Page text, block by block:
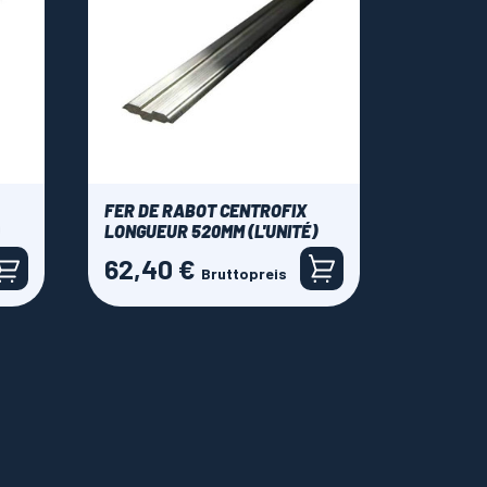
FER DE RABOT CENTROFIX
LONGUEUR 520MM (L'UNITÉ)
Preis
62,40 € Bruttopreis